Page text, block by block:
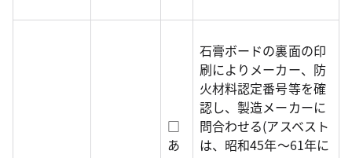
□
あ
石膏ボードの裏面の印
刷によりメーカー、防
火材料認定番号等を確
認し、製造メーカーに
問合わせる(アスベスト
は、昭和45年～61年に